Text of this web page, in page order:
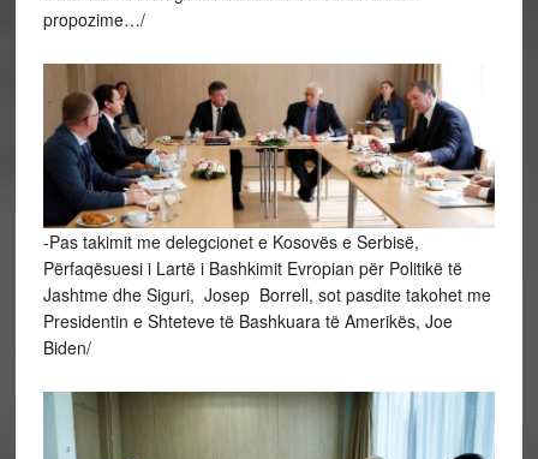
propozime…/
-Pas takimit me delegcionet e Kosovës e Serbisë,
Përfaqësuesi i Lartë i Bashkimit Evropian për Politikë të
Jashtme dhe Siguri, Josep Borrell, sot pasdite takohet me
Presidentin e Shteteve të Bashkuara të Amerikës, Joe
Biden/